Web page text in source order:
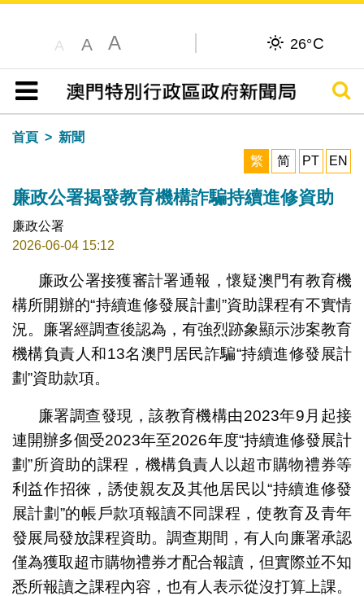
A A A 26°C
目錄
搜尋
首頁
新聞
繁
简 PT EN
廉政公署揭發教育機構詐騙持續進修資助
廉政公署
2026-06-04 15:12
廉政公署接獲審計署通報，懷疑澳門有教育機
構所開辦的“持續進修發展計劃”資助課程有不實情
況。廉署經調查後認為，有強烈跡象顯示涉案教育
機構負責人和13名澳門居民詐騙“持續進修發展計
劃”資助款項。
廉署調查發現，該教育機構由2023年9月起接
連開辦多個受2023年至2026年度“持續進修發展計
劃”所資助的課程，機構負責人以超市購物禮券等
利益作招徠，誘使親友及其他居民以“持續進修發
展計劃”的帳戶款項報讀不同課程，使教育及青年
發展局發放課程資助。調查期間，有人向廉署承認
僅為獲取超市購物禮券才配合報讀，但實際並不知
悉所報讀之課程內容，也有人表示從沒打算上課。